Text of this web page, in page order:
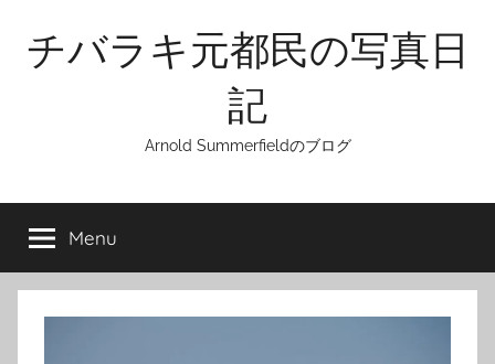
content
チバラキ元都民の写真日
記
Arnold Summerfieldのブログ
Menu